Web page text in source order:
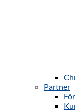
Partner